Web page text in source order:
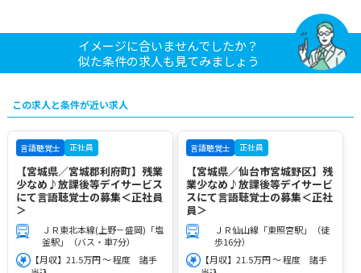
イメージに合いませんでしたか？
似た条件の求人も見てみましょう
この求人と条件が近い求人
言語聴覚士 正社員
【宮城県／宮城郡利府町】残業
少なめ♪放課後等デイサービス
にて言語聴覚士の募集＜正社員
＞
ＪＲ東北本線(上野－盛岡)「塩
釜駅」（バス・車7分）
【月収】21.5万円 ～ 程度 諸手
言語聴覚士 正社員
【宮城県／仙台市宮城野区】残
業少なめ♪放課後等デイサービ
スにて言語聴覚士の募集＜正社
員＞
ＪＲ仙山線「東照宮駅」（徒
歩16分）
【月収】21.5万円 ～ 程度 諸手